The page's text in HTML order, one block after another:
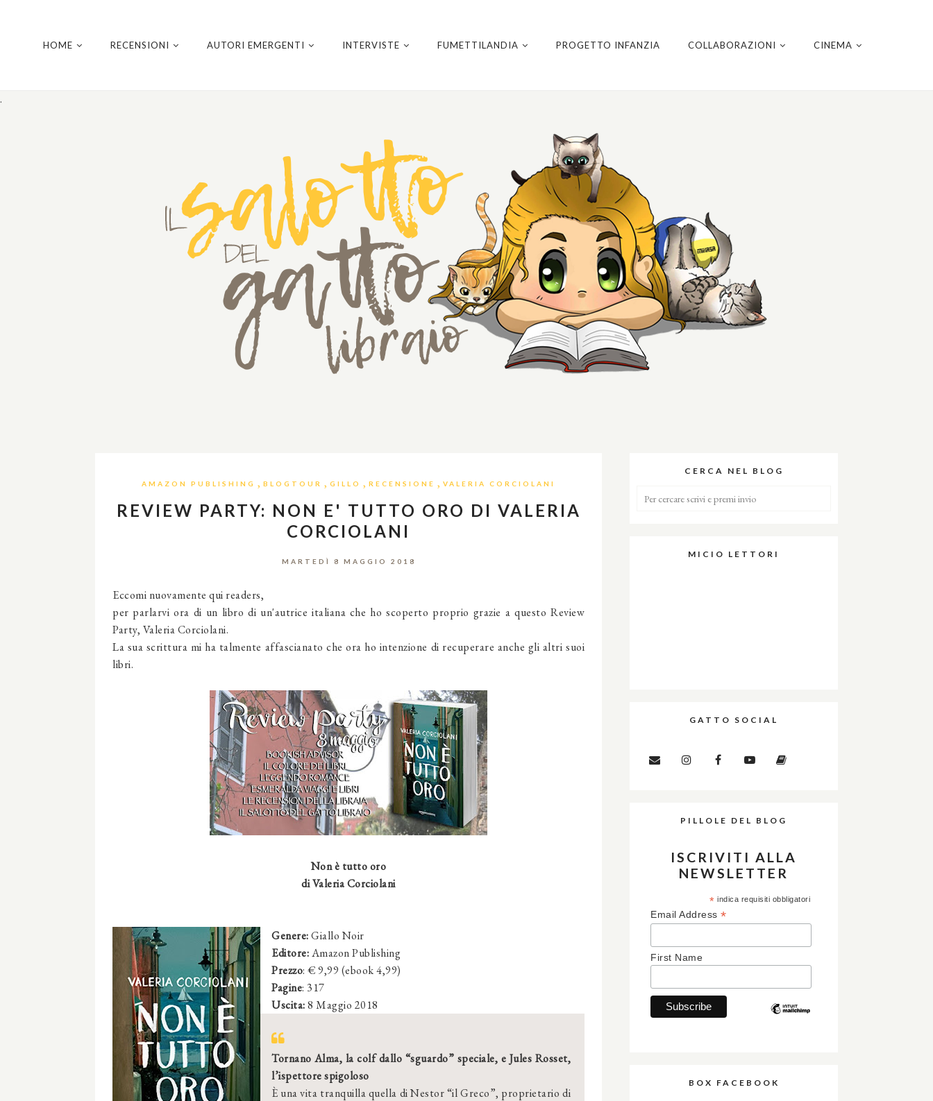
.
HOME RECENSIONI AUTORI EMERGENTI INTERVISTE FUMETTILANDIA PROGETTO INFANZIA COLLABORAZIONI CINEMA
AMAZON PUBLISHING , BLOGTOUR , GILLO , RECENSIONE , VALERIA CORCIOLANI
REVIEW PARTY: NON E' TUTTO ORO DI VALERIA
CORCIOLANI
MARTEDÌ 8 MAGGIO 2018
Eccomi nuovamente qui readers,
per parlarvi ora di un libro di un'autrice italiana che ho scoperto proprio grazie a questo Review
Party, Valeria Corciolani.
La sua scrittura mi ha talmente affascianato che ora ho intenzione di recuperare anche gli altri suoi
libri.
Non è tutto oro
di Valeria Corciolani
Genere:Giallo Noir
Editore:Amazon Publishing
Prezzo: € 9,99 (ebook 4,99)
Pagine: 317
Uscita:8 Maggio 2018
Tornano Alma, la colf dallo “sguardo” speciale, e Jules Rosset,
l’ispettore spigoloso
È una vita tranquilla quella di Nestor “il Greco”, proprietario di
CERCA NEL BLOG
MICIO LETTORI
GATTO SOCIAL
PILLOLE DEL BLOG
ISCRIVITI ALLA
NEWSLETTER
* indica requisiti obbligatori
Email Address *
First Name
BOX FACEBOOK